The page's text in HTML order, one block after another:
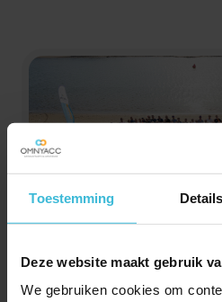
Toestemming Details
Deze website maakt gebruik
We gebruiken cookies om
Junior
salarisadministrateur